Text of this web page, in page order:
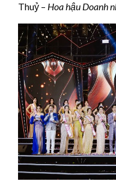
Thuỷ – Hoa hậu Doanh